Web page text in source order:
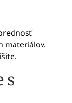
materiálov.
s